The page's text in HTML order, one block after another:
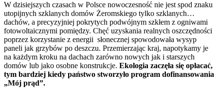
W dzisiejszych czasach w Polsce nowoczesność nie jest spod znaku
utopijnych szklanych domów Żeromskiego tylko szklanych…
dachów, a precyzyjniej pokrytych podwójnym szkłem z ogniwami
fotowoltaicznymi pomiędzy. Chęć uzyskania realnych oszczędności
poprzez korzystanie z energii słonecznej spowodowała wysyp
paneli jak grzybów po deszczu. Przemierzając kraj, napotykamy je
na każdym kroku na dachach zarówno nowych jak i starszych
domów lub jako osobne konstrukcje. Ekologia zaczęła się opłacać,
tym bardziej kiedy państwo stworzyło program dofinansowania
„Mój prąd”.